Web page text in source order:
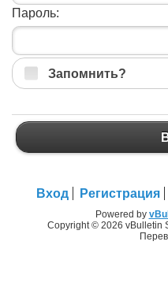
Пароль:
Запомнить?
Вход Регистрация
Powered by
Copyright © 2026 vBulletin